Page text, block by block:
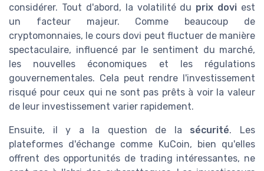
considérer. Tout d'abord, la volatilité du prix dovi est
un facteur majeur. Comme beaucoup de
cryptomonnaies, le cours dovi peut fluctuer de manière
spectaculaire, influencé par le sentiment du marché,
les nouvelles économiques et les régulations
gouvernementales. Cela peut rendre l'investissement
risqué pour ceux qui ne sont pas prêts à voir la valeur
de leur investissement varier rapidement.
Ensuite, il y a la question de la sécurité. Les
plateformes d'échange comme KuCoin, bien qu'elles
offrent des opportunités de trading intéressantes, ne